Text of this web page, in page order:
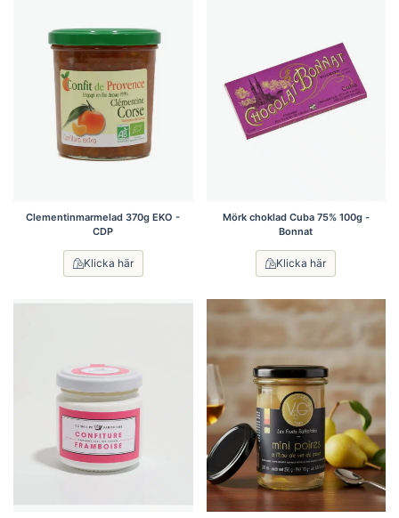
Clementinmarmelad 370g EKO -
CDP
Klicka här
Mörk choklad Cuba 75% 100g -
Bonnat
Klicka här